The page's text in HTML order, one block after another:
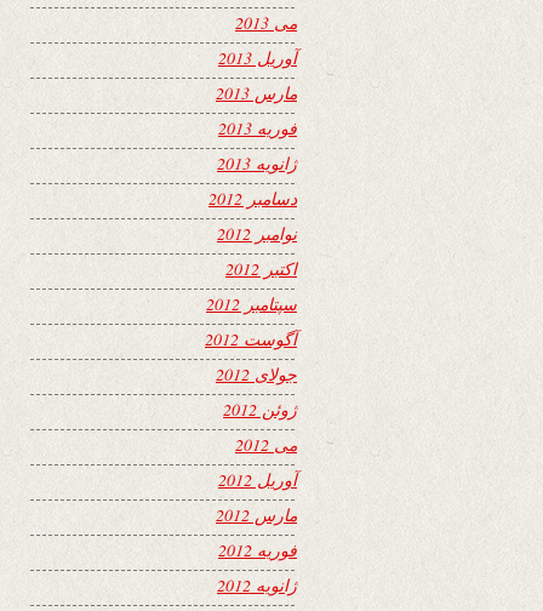
می 2013
آوریل 2013
مارس 2013
فوریه 2013
ژانویه 2013
دسامبر 2012
نوامبر 2012
اکتبر 2012
سپتامبر 2012
آگوست 2012
جولای 2012
ژوئن 2012
می 2012
آوریل 2012
مارس 2012
فوریه 2012
ژانویه 2012